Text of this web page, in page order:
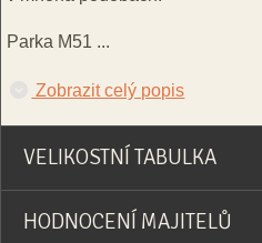
Parka M51 ...
Zobrazit celý popis
VELIKOSTNÍ TABULKA
HODNOCENÍ MAJITELŮ